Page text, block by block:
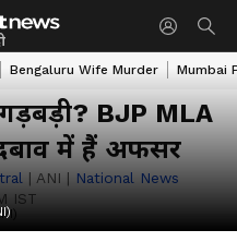
Bengaluru Wife Murder Mumbai
गड़बड़ी? BJP MLA
में हैं अफसर
| ANI | National News
IST